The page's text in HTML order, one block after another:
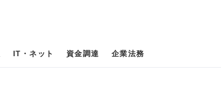
IT・ネット 資金調達 企業法務